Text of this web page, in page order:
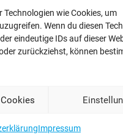
wie Cookies, um
Wenn du diesen
eindeutige IDs auf dieser
zurückziehst, können
Impressum